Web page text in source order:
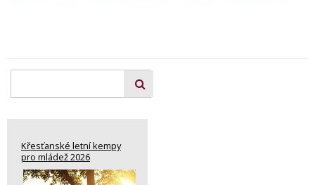
Křesťanské letní kempy
pro mládež 2026